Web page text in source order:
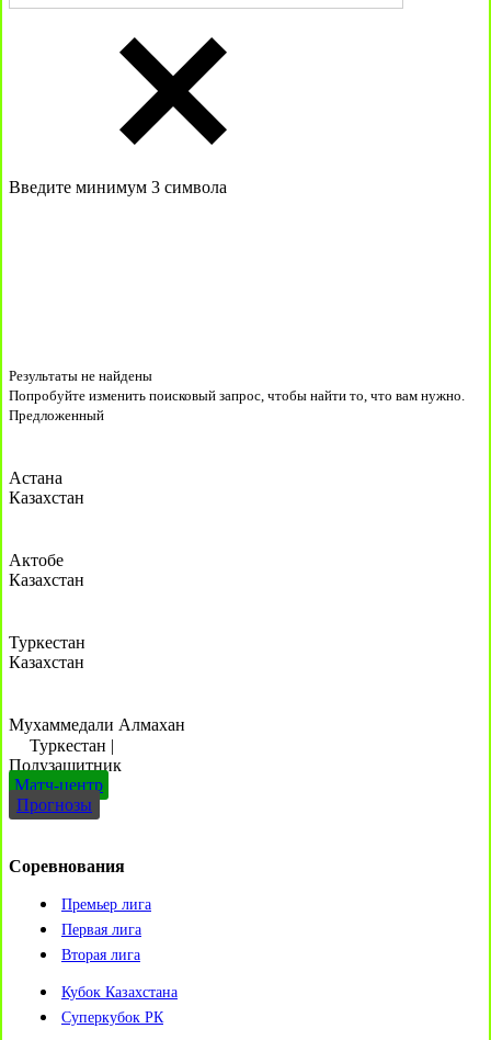
Введите минимум 3 символа
Результаты не найдены
Попробуйте изменить поисковый запрос, чтобы найти то, что вам нужно.
Предложенный
Астана
Казахстан
Актобе
Казахстан
Туркестан
Казахстан
Мухаммедали Алмахан
Туркестан |
Полузащитник
Матч-центр
Прогнозы
Соревнования
Премьер лига
Первая лига
Вторая лига
Кубок Казахстана
Суперкубок РК